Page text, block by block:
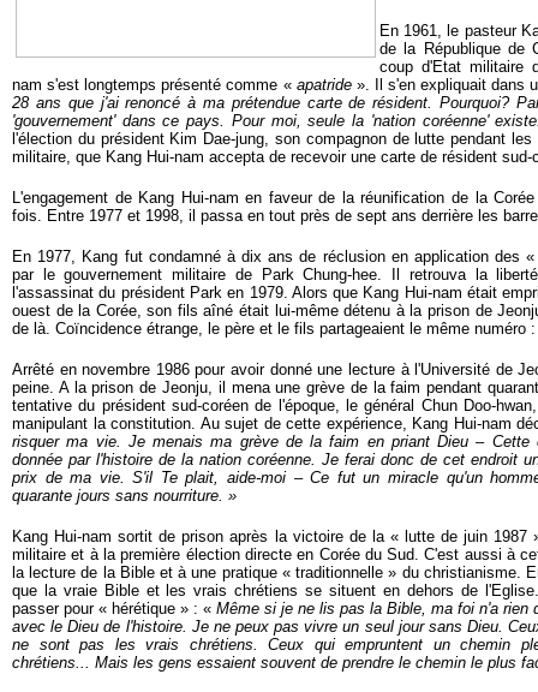
En 1961, le pasteur
de la République de
coup d'Etat militaire
nam s'est longtemps présenté comme «apatride». Il s'en expliquait dans
28 ans que j'ai renoncé à ma prétendue carte de résident. Pourquoi?
'gouvernement' dans ce pays. Pour moi, seule la 'nation coréenne'
l'élection du président Kim Dae-jung, son compagnon de lutte pendant
militaire, que Kang Hui-nam accepta de recevoir une carte de résident sud-
L'engagement de Kang Hui-nam en faveur de la réunification de la
fois. Entre 1977 et 1998, il passa en tout près de sept ans derrière les
En 1977, Kang fut condamné à dix ans de réclusion en application des
par le gouvernement militaire de Park Chung-hee. Il retrouva la
l'assassinat du président Park en 1979. Alors que Kang Hui-nam était
ouest de la Corée, son fils aîné était lui-même détenu à la prison de
de là. Coïncidence étrange, le père et le fils partageaient le même numéro
Arrêté en novembre 1986 pour avoir donné une lecture à l'Université de
peine. A la prison de Jeonju, il mena une grève de la faim pendant
tentative du président sud-coréen de l'époque, le général Chun Doo-
manipulant la constitution. Au sujet de cette expérience, Kang Hui-nam
risquer ma vie. Je menais ma grève de la faim en priant Dieu – Cette
donnée par l'histoire de la nation coréenne. Je ferai donc de cet endroit
prix de ma vie. S'il Te plait, aide-moi – Ce fut un miracle qu'un
quarante jours sans nourriture. »
Kang Hui-nam sortit de prison après la victoire de la « lutte de juin 1987
militaire et à la première élection directe en Corée du Sud. C'est aussi à
la lecture de la Bible et à une pratique « traditionnelle » du christianisme.
que la vraie Bible et les vrais chrétiens se situent en dehors de
passer pour « hérétique » : « Même si je ne lis pas la Bible, ma foi n'a rien
avec le Dieu de l'histoire. Je ne peux pas vivre un seul jour sans Dieu.
ne sont pas les vrais chrétiens. Ceux qui empruntent un chemin
chrétiens... Mais les gens essaient souvent de prendre le chemin le plus